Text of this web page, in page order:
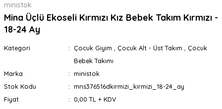
ministok
Mina Üçlü Ekoseli Kırmızı Kız Bebek Takım Kırmızı -
18-24 Ay
Kategori Çocuk Giyim Çocuk Alt - Üst Takım
Çocuk
Bebek Takımı
Marka
ministok
Stok Kodu
mns376516dkirmizi_kirmizi_18-24_ay
Fiyat
0,00 TL + KDV